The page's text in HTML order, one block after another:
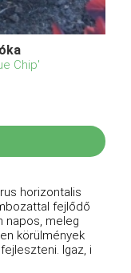
Chip'
horizontalis
fejlődő
napos, meleg
körülmények
Igaz, i